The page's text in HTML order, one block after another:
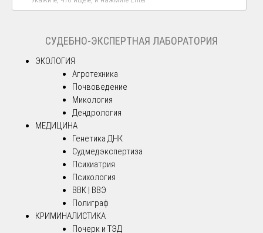
СУДЕБНО-ЭКСПЕРТНАЯ ЛАБОРАТОРИЯ
ЭКОЛОГИЯ
Агротехника
Почвоведение
Микология
Дендрология
МЕДИЦИНА
Генетика ДНК
Судмедэкспертиза
Психиатрия
Психология
ВВК | ВВЭ
Полиграф
КРИМИНАЛИСТИКА
Почерк и ТЭД